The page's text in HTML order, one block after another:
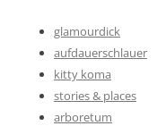
glamourdick
aufdauerschlauer
kitty koma
stories & places
arboretum